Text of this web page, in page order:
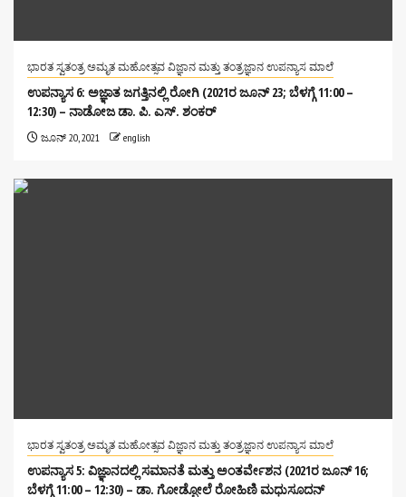
ಭಾರತ ಸ್ವತಂತ್ರ ಅಮೃತ ಮಹೋತ್ಸವ ವಿಜ್ಞಾನ ಮತ್ತು ತಂತ್ರಜ್ಞಾನ ಉಪನ್ಯಾಸ ಮಾಲೆ
ಉಪನ್ಯಾಸ 6: ಅಜ್ಞಾತ ಜಗತ್ತಿನಲ್ಲಿ ರೋಗಿ (2021ರ ಜೂನ್ 23; ಬೆಳಗ್ಗೆ 11:00 –
12:30) – ನಾಡೋಜ ಡಾ. ಪಿ. ಎಸ್. ಶಂಕರ್
ಜೂನ್ 20, 2021 english
ಭಾರತ ಸ್ವತಂತ್ರ ಅಮೃತ ಮಹೋತ್ಸವ ವಿಜ್ಞಾನ ಮತ್ತು ತಂತ್ರಜ್ಞಾನ ಉಪನ್ಯಾಸ ಮಾಲೆ
ಉಪನ್ಯಾಸ 5: ವಿಜ್ಞಾನದಲ್ಲಿ ಸಮಾನತೆ ಮತ್ತು ಅಂತರ್ವೇಶನ (2021ರ ಜೂನ್ 16;
ಬೆಳಗ್ಗೆ 11:00 – 12:30) – ಡಾ. ಗೋಡ್ಬೋಲೆ ರೋಹಿಣಿ ಮಧುಸೂದನ್